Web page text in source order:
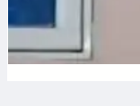
July 9, 2026